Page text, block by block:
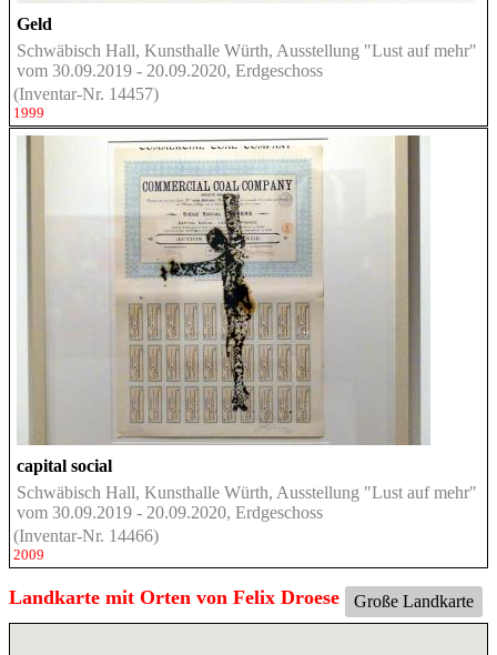
Geld
Schwäbisch Hall, Kunsthalle Würth, Ausstellung "Lust auf mehr"
vom 30.09.2019 - 20.09.2020, Erdgeschoss
(Inventar-Nr. 14457)
1999
capital social
Schwäbisch Hall, Kunsthalle Würth, Ausstellung "Lust auf mehr"
vom 30.09.2019 - 20.09.2020, Erdgeschoss
(Inventar-Nr. 14466)
2009
Große Landkarte
Landkarte mit Orten von Felix Droese